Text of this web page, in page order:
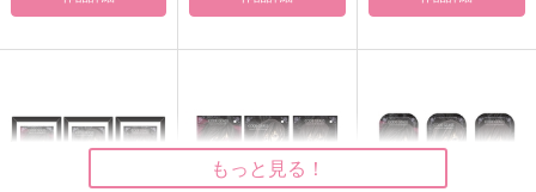
ジェイド×フロイド
もっと見る！